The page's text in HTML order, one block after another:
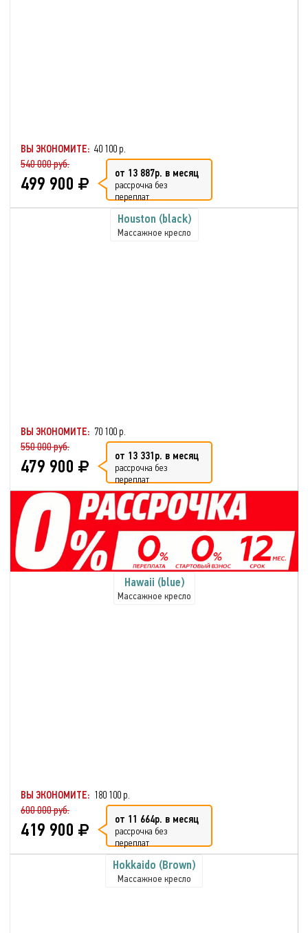
ВЫ ЭКОНОМИТЕ: 40 100 р.
540 000 руб.
499 900 от 13 887р. в месяц
рассрочка без
переплат
Houston (black)
Массажное кресло
ВЫ ЭКОНОМИТЕ: 70 100 р.
550 000 руб.
479 900 от 13 331р. в месяц
рассрочка без
переплат
Hawaii (blue)
Массажное кресло
ВЫ ЭКОНОМИТЕ: 180 100 р.
600 000 руб.
419 900 от 11 664р. в месяц
рассрочка без
переплат
Hokkaido (Brown)
Массажное кресло